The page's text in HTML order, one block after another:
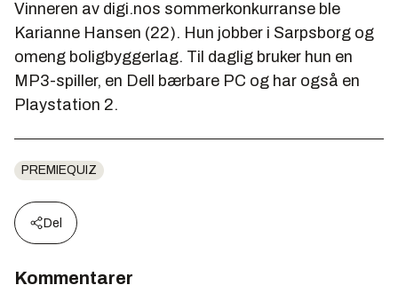
Vinneren av digi.nos sommerkonkurranse ble
Karianne Hansen (22). Hun jobber i Sarpsborg og
omeng boligbyggerlag. Til daglig bruker hun en
MP3-spiller, en Dell bærbare PC og har også en
Playstation 2.
PREMIEQUIZ
Del
Kommentarer